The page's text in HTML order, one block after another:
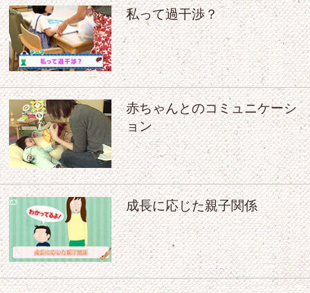
私って過干渉？
赤ちゃんとのコミュニケーシ
ョン
成長に応じた親子関係